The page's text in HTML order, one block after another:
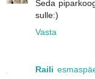
Seda
sulle:)
Vasta
Raili